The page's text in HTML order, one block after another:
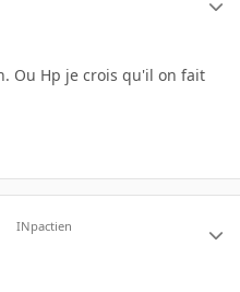
Ou Hp je crois qu'il on fait
INpactien